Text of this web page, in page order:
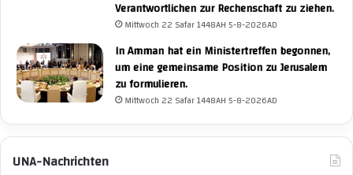
Verantwortlichen zur Rechenschaft zu ziehen.
Mittwoch 22 Safar 1448AH 5-8-2026AD
In Amman hat ein Ministertreffen begonnen,
um eine gemeinsame Position zu Jerusalem
zu formulieren.
Mittwoch 22 Safar 1448AH 5-8-2026AD
UNA-Nachrichten